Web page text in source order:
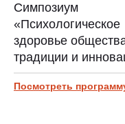
Симпозиум
«Психологическое
здоровье
традиции и
Посмотреть